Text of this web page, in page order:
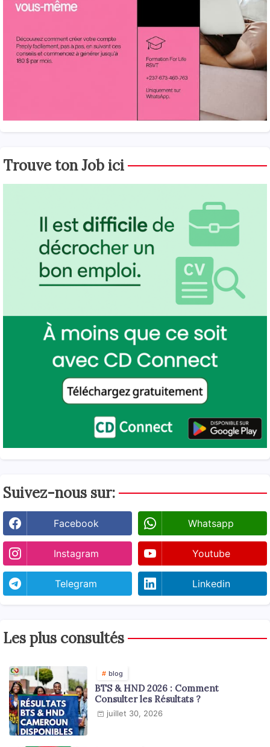
Trouve ton Job ici
Suivez-nous sur:
Facebook Whatsapp
Instagram Youtube
Telegram Linkedin
Les plus consultés
blog
BTS & HND 2026 : Comment
Consulter les Résultats ?
juillet 30, 2026